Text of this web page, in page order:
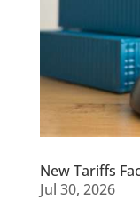
New Tariffs
Jul 30, 2026